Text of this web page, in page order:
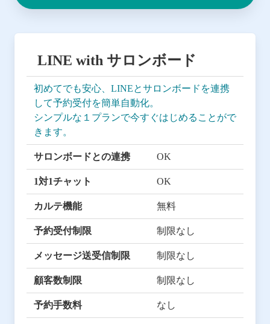
LINE with サロンボード
初めてでも安心、LINEとサロンボードを連携
して予約受付を簡単自動化。
シンプルな１プランで今すぐはじめることがで
きます。
サロンボードとの連携 OK
1対1チャット OK
カルテ機能 無料
予約受付制限 制限なし
メッセージ送受信制限 制限なし
顧客数制限 制限なし
予約手数料 なし